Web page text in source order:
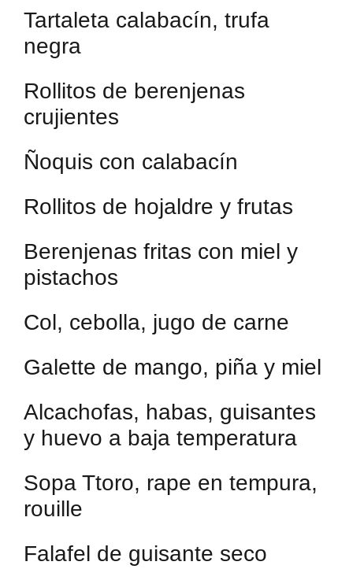
Tartaleta calabacín, trufa
negra
Rollitos de berenjenas
crujientes
Ñoquis con calabacín
Rollitos de hojaldre y frutas
Berenjenas fritas con miel y
pistachos
Col, cebolla, jugo de carne
Galette de mango, piña y miel
Alcachofas, habas, guisantes
y huevo a baja temperatura
Sopa Ttoro, rape en tempura,
rouille
Falafel de guisante seco